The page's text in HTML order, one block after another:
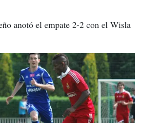
anotó el empate 2-2 con el Wisla